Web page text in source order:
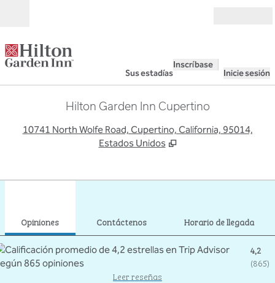
Sus estadías
Inscríbase
Inicie sesión
Hilton Garden Inn Cupertino
10741 North Wolfe Road, Cupertino, California, 95014,
Estados Unidos
Opiniones Contáctenos Horario de llegada
4,2
(865)
Leer reseñas